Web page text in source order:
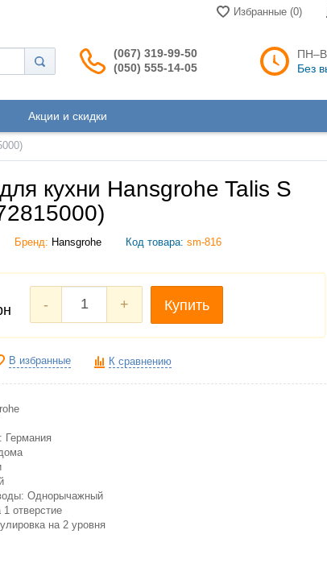
Избранные (0)
(067) 319-99-50
(050) 555-14-05
Без
Акции и скидки
кухни Hansgrohe Talis S
Бренд: Hansgrohe Код товара: sm-816
- + Купить
В избранные К сравнению
Германия
Однорычажный
отверстие
на 2 уровня